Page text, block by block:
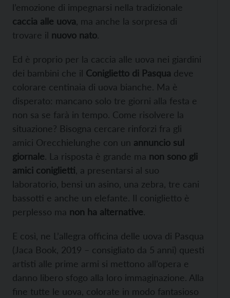
l’emozione di impegnarsi nella tradizionale
caccia alle uova, ma anche la sorpresa di
trovare il nuovo nato.
Ed è proprio per la caccia alle uova nei giardini
dei bambini che il Coniglietto di Pasqua deve
colorare centinaia di uova bianche. Ma è
disperato: mancano solo tre giorni alla festa e
non sa se farà in tempo. Come risolvere la
situazione? Bisogna cercare rinforzi fra gli
amici Orecchielunghe con un annuncio sul
giornale. La risposta è grande ma non sono gli
amici coniglietti, a presentarsi al suo
laboratorio, bensì un asino, una zebra, tre cani
bassotti e anche un elefante. Il coniglietto è
perplesso ma non ha alternative.
E così, ne L’allegra officina delle uova di Pasqua
(Jaca Book, 2019 – consigliato da 5 anni) questi
artisti alle prime armi si mettono all’opera e
danno libero sfogo alla loro immaginazione. Alla
fine tutte le uova, colorate in modo fantasioso